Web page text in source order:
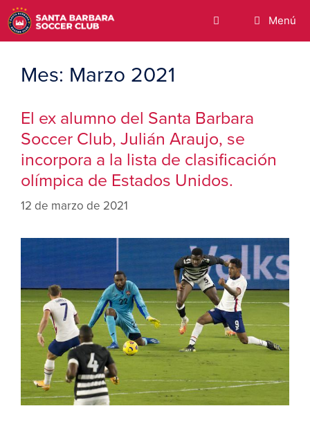
Menú
Mes: Marzo 2021
El ex alumno del Santa Barbara
Soccer Club, Julián Araujo, se
incorpora a la lista de clasificación
olímpica de Estados Unidos.
12 de marzo de 2021